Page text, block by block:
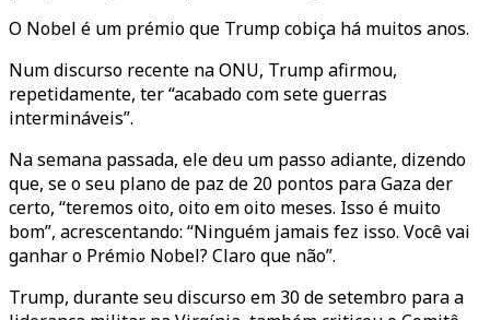
O Nobel é um prémio que Trump cobiça há muitos anos.
Num discurso recente na ONU, Trump afirmou,
repetidamente, ter “acabado com sete guerras
intermináveis”.
Na semana passada, ele deu um passo adiante, dizendo
que, se o seu plano de paz de 20 pontos para Gaza der
certo, “teremos oito, oito em oito meses. Isso é muito
bom”, acrescentando: “Ninguém jamais fez isso. Você vai
ganhar o Prémio Nobel? Claro que não”.
Trump, durante seu discurso em 30 de setembro para a